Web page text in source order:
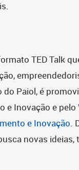
TED Talk
Paiol, é
e Inovação e pelo
e Inovação.
novas